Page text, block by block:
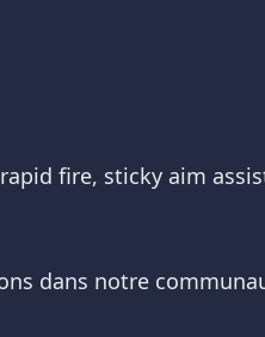
fire, sticky aim
dans notre